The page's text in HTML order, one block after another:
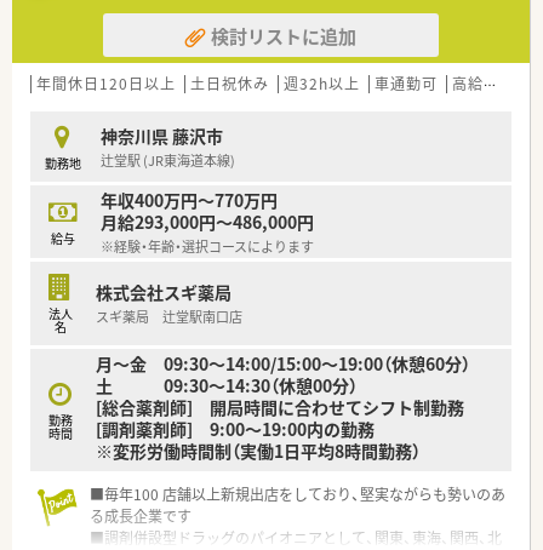
■各種委員会
≪おすすめポイント≫
■8時30分～17時30分で残業は月間3時間未満と大変少ないで
■定年は66歳です。長く正社員として働けます
■回復期から慢性期の比較的症状の落ち着いている患者様が中
心の病院です
■マイカー通勤ＯＫです
≪病院概要≫
総病床数:154床（地域包括ケア病棟:56床・医療療養病床:98床）
内科, 糖尿病代謝内科,整形外科, 透析, 耳鼻科, 皮膚科, 外科, 泌尿
器科, 循環器科, 消化器科, 形成外科
◆薬剤師数
薬剤師 常勤2名 調剤助手2名
検討リストに追加
年間休日120日以上 土日祝休み 週32h以上 車通勤可 高給与(600万円以上)
勤務地
神奈川県 藤沢市
辻堂駅 (JR東海道本線)
給与
年収400万円～770万円
月給293,000円～486,000円
※経験・年齢・選択コースによります
法人
名
株式会社スギ薬局
スギ薬局 辻堂駅南口店
勤務
時間
月～金 09:30～14:00/15:00～19:00（休憩60分）
土 09:30～14:30（休憩00分）
[総合薬剤師] 開局時間に合わせてシフト制勤務
[調剤薬剤師] 9:00～19:00内の勤務
※変形労働時間制（実働1日平均8時間勤務）
■毎年100 店舗以上新規出店をしており、堅実ながらも勢いのあ
る成長企業です
■調剤併設型ドラッグのパイオニアとして、関東、東海、関西、北